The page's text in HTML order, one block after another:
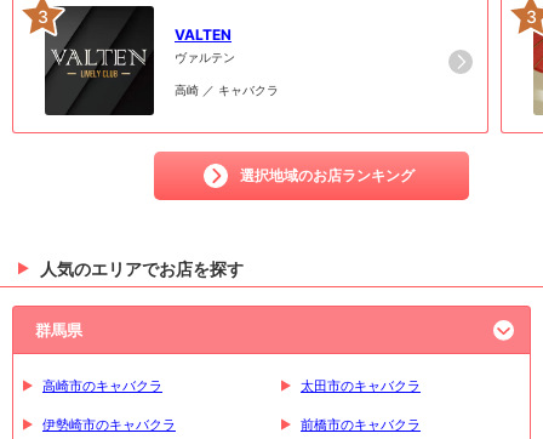
3
VALTEN
ヴァルテン
高崎 ／ キャバクラ
選択地域のお店ランキング
3
人気のエリアでお店を探す
群馬県
高崎市のキャバクラ 太田市のキャバクラ
伊勢崎市のキャバクラ 前橋市のキャバクラ